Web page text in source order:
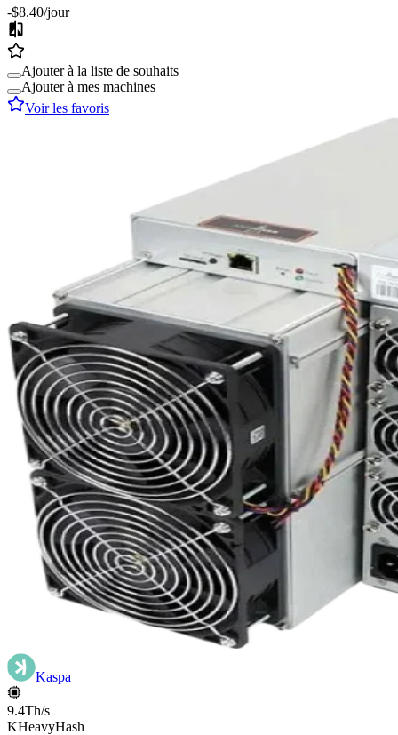
-$8.40/jour
Ajouter à la liste de souhaits
Ajouter à mes machines
Voir les favoris
Kaspa
9.4Th/s
KHeavyHash